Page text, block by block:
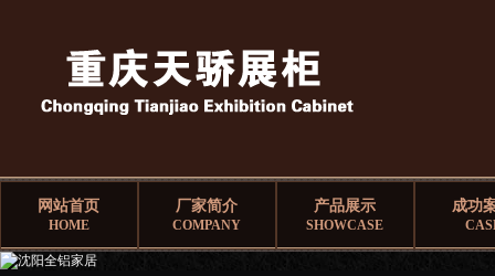
网站首页
HOME
厂家简介
COMPANY
产品展示
SHOWCASE
成功